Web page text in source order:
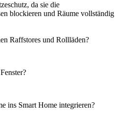
da sie die
blockieren und Räume vollständig
Raffstores und Rollläden?
ins Smart Home integrieren?